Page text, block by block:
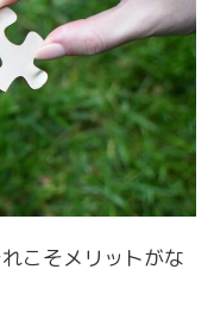
こそメリットがな